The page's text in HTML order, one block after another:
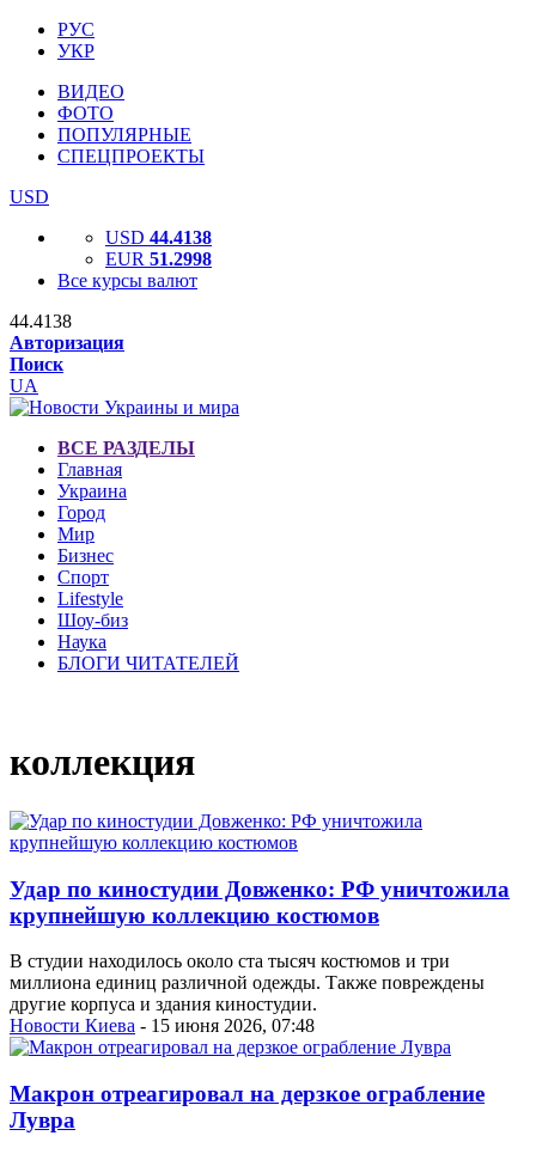
РУС
УКР
ВИДЕО
ФОТО
ПОПУЛЯРНЫЕ
СПЕЦПРОЕКТЫ
USD
USD 44.4138
EUR 51.2998
Все курсы валют
44.4138
Авторизация
Поиск
UA
ВСЕ РАЗДЕЛЫ
Главная
Украина
Город
Мир
Бизнес
Спорт
Lifestyle
Шоу-биз
Наука
БЛОГИ ЧИТАТЕЛЕЙ
коллекция
Удар по киностудии Довженко: РФ уничтожила
крупнейшую коллекцию костюмов
В студии находилось около ста тысяч костюмов и три
миллиона единиц различной одежды. Также повреждены
другие корпуса и здания киностудии.
Новости Киева - 15 июня 2026, 07:48
Макрон отреагировал на дерзкое ограбление
Лувра